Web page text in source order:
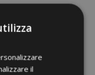
Aggiungi
il